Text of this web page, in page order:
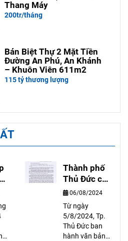
Thang Máy
200tr/tháng
Bán Biệt Thự 2 Mặt Tiền
Đường An Phú, An Khánh
– Khuôn Viên 611m2
115 tỷ thương lượng
Thành phố
Thủ Đức cấp
sổ hồng
hoàn công
cho nhà có
giấy phép có
thời hạn
06/08/2024
Từ ngày
5/8/2024, Tp.
Thủ Đức ban
hành văn bản